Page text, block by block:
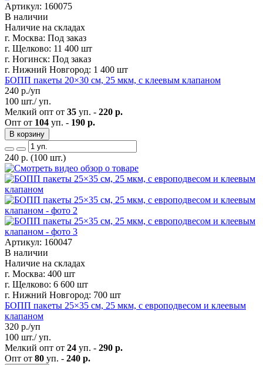
Артикул: 160075
В наличии
Наличие на складах
г. Москва: Под заказ
г. Щелково: 11 400 шт
г. Ногинск: Под заказ
г. Нижний Новгород: 1 400 шт
БОПП пакеты 20×30 см, 25 мкм, с клеевым клапаном
240 р./уп
100 шт./ уп.
Мелкий опт от 35 уп. - 220 р.
Опт от 104 уп. - 190 р.
В корзину
240 р. (100 шт.)
Артикул: 160047
В наличии
Наличие на складах
г. Москва: 400 шт
г. Щелково: 6 600 шт
г. Нижний Новгород: 700 шт
БОПП пакеты 25×35 см, 25 мкм, с европодвесом и клеевым
клапаном
320 р./уп
100 шт./ уп.
Мелкий опт от 24 уп. - 290 р.
Опт от 80 уп. - 240 р.